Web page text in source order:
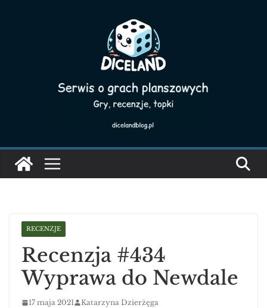
RECENZJE
Recenzja #434
Wyprawa do Newdale
17 maja 2021 Katarzyna Dzierżęga